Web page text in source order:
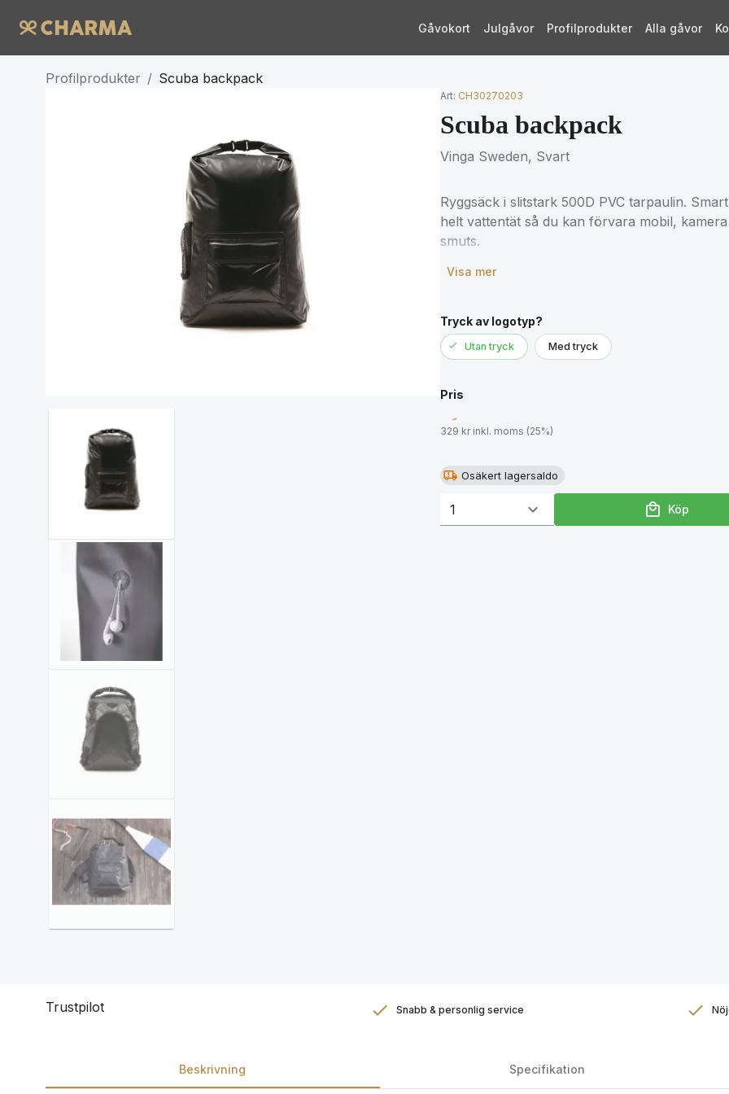
Gåvokort Julgåvor Profilprodukter Alla gåvor
Profilprodukter / Scuba backpack
Art: CH30270203
Scuba backpack
Vinga Sweden, Svart
Ryggsäck i slitstark 500D PVC tarpaulin.
helt vattentät så du kan förvara mobil,
smuts.
Visa mer
Tryck av logotyp?
Utan tryck Med tryck
Pris
329 kr inkl. moms (25%)
Osäkert lagersaldo
Köp
Trustpilot Snabb & personlig service
Beskrivning Specifikation